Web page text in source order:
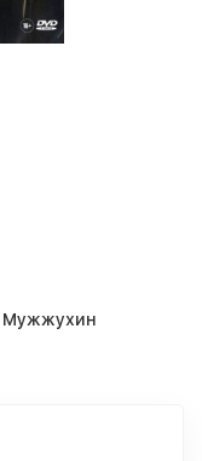
Мужжухин